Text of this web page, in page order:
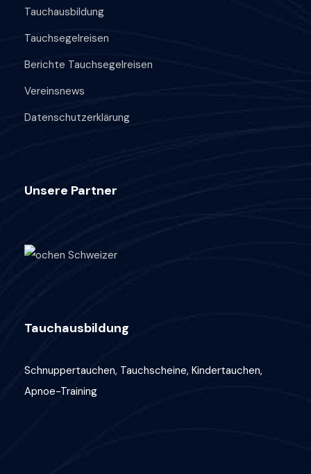
Tauchausbildung
Tauchsegelreisen
Berichte Tauchsegelreisen
Vereinsnews
Datenschutzerklärung
Unsere Partner
Tauchausbildung
Schnuppertauchen, Tauchscheine, Kindertauchen,
Apnoe-Training